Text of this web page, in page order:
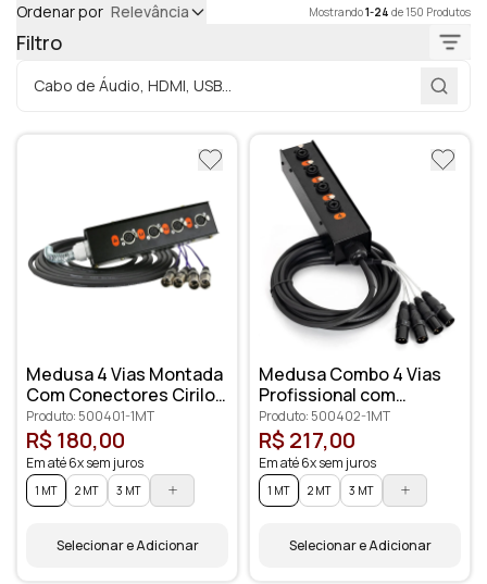
Ordenar por Relevância Mostrando1-24 de 150 Produtos
Filtro
Medusa 4 Vias Montada
Com Conectores Cirilo
Cabos
Produto: 500401-1MT
R$ 180,00
Em até 6x sem juros
1 MT 2 MT 3 MT
Selecionar e Adicionar
Medusa Combo 4 Vias
Profissional com
Conectores XLR
Anilhados
Produto: 500402-1MT
R$ 217,00
Em até 6x sem juros
1 MT 2 MT 3 MT
Selecionar e Adicionar